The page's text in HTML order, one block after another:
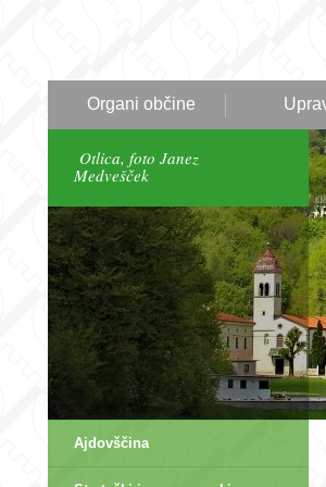
Organi občine
Otlica, foto Janez
Medvešček
Ajdovščina